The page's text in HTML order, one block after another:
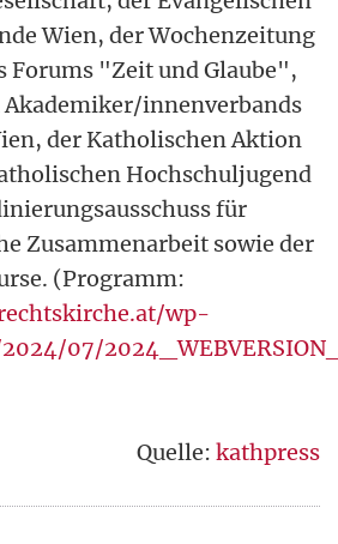
Wien, der Wochenzeitung
Forums "Zeit und Glaube",
Akademiker/innenverbands
der Katholischen Aktion
Hochschuljugend
für
Zusammenarbeit sowie der
(Programm:
wp-
07/
Quelle: kathpress